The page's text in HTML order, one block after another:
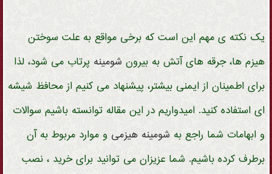
یک نکته ی مهم این است که برخی مواقع به علت سوختن
هیزم ها، جرقه های آتش به بیرون شومینه پرتاب می شود، لذا
برای اطمینان از ایمنی بیشتر، پیشنهاد می کنیم از محافظ شیشه
ای استفاده کنید. امیدواریم در این مقاله توانسته باشیم سوالات
و ابهامات شما راجع به شومینه هیزمی و موارد مربوط به آن
برطرف کرده باشیم. شما عزیزان می توانید برای خرید ، نصب